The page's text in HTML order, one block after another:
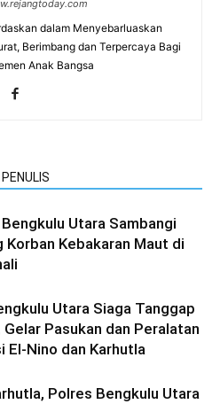
dalam Menyebarluaskan
Berimbang dan Terpercaya Bagi
Anak Bangsa
PENULIS
Utara Sambangi
Korban Kebakaran Maut di
Utara Siaga Tanggap
Gelar Pasukan dan Peralatan
El-Nino dan Karhutla
Polres Bengkulu Utara